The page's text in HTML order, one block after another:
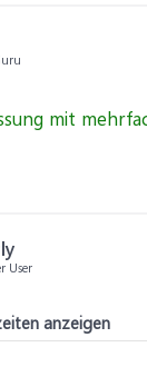
mit
User
anzeigen